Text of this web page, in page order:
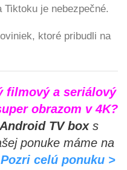
je nebezpečné.
ktoré pribudli na
filmový a seriálový
obrazom v 4K?
TV boxs
ponuke máme na
Pozri celú ponuku >